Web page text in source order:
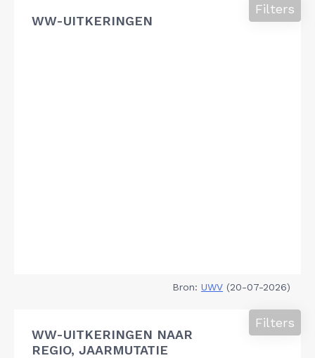
WW-UITKERINGEN
Filters
Bron: UWV (20-07-2026)
WW-UITKERINGEN NAAR
REGIO, JAARMUTATIE
Filters